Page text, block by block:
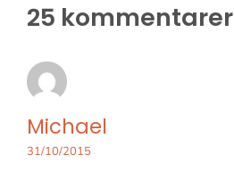
25 kommentarer
Michael
31/10/2015